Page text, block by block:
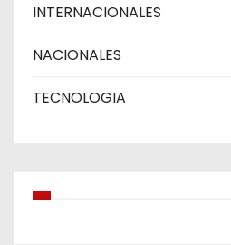
INTERNACIONALES
NACIONALES
TECNOLOGIA